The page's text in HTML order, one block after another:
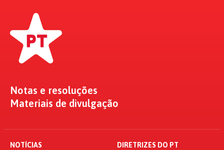
Notas e resoluções
Materiais de divulgação
NOTÍCIAS DIRETRIZES DO PT